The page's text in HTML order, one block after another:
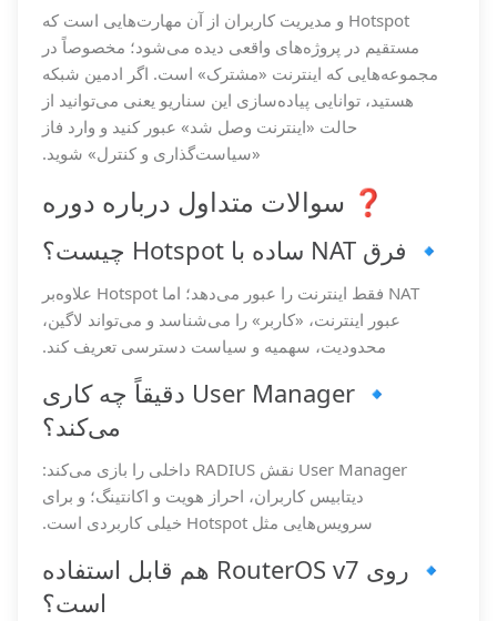
Hotspot و مدیریت کاربران از آن مهارت‌هایی است که
مستقیم در پروژه‌های واقعی دیده می‌شود؛ مخصوصاً در
مجموعه‌هایی که اینترنت «مشترک» است. اگر ادمین شبکه
هستید، توانایی پیاده‌سازی این سناریو یعنی می‌توانید از
حالت «اینترنت وصل شد» عبور کنید و وارد فاز
«سیاست‌گذاری و کنترل» شوید.
❓ سوالات متداول درباره دوره
🔹 فرق NAT ساده با Hotspot چیست؟
NAT فقط اینترنت را عبور می‌دهد؛ اما Hotspot علاوه‌بر
عبور اینترنت، «کاربر» را می‌شناسد و می‌تواند لاگین،
محدودیت، سهمیه و سیاست دسترسی تعریف کند.
🔹 User Manager دقیقاً چه کاری
می‌کند؟
User Manager نقش RADIUS داخلی را بازی می‌کند:
دیتابیس کاربران، احراز هویت و اکانتینگ؛ و برای
سرویس‌هایی مثل Hotspot خیلی کاربردی است.
🔹 روی RouterOS v7 هم قابل استفاده
است؟